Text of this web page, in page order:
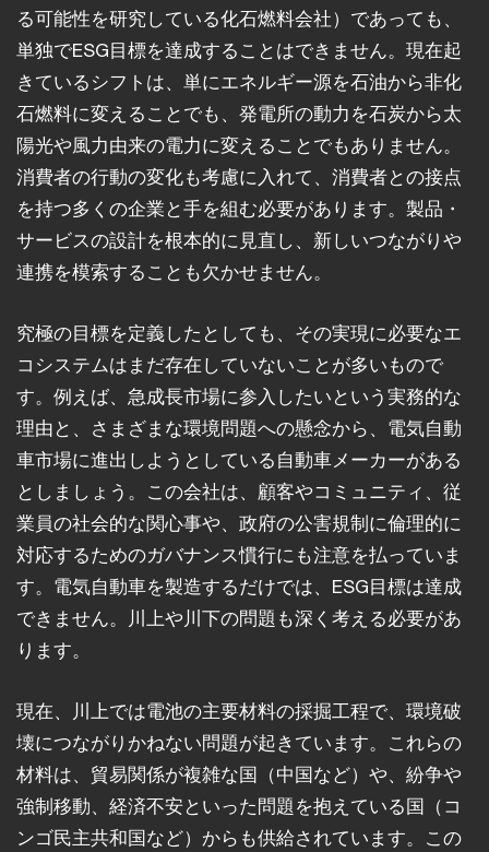
る可能性を研究している化石燃料会社）であっても、
単独でESG目標を達成することはできません。現在起
きているシフトは、単にエネルギー源を石油から非化
石燃料に変えることでも、発電所の動力を石炭から太
陽光や風力由来の電力に変えることでもありません。
消費者の行動の変化も考慮に入れて、消費者との接点
を持つ多くの企業と手を組む必要があります。製品・
サービスの設計を根本的に見直し、新しいつながりや
連携を模索することも欠かせません。
究極の目標を定義したとしても、その実現に必要なエ
コシステムはまだ存在していないことが多いもので
す。例えば、急成長市場に参入したいという実務的な
理由と、さまざまな環境問題への懸念から、電気自動
車市場に進出しようとしている自動車メーカーがある
としましょう。この会社は、顧客やコミュニティ、従
業員の社会的な関心事や、政府の公害規制に倫理的に
対応するためのガバナンス慣行にも注意を払っていま
す。電気自動車を製造するだけでは、ESG目標は達成
できません。川上や川下の問題も深く考える必要があ
ります。
現在、川上では電池の主要材料の採掘工程で、環境破
壊につながりかねない問題が起きています。これらの
材料は、貿易関係が複雑な国（中国など）や、紛争や
強制移動、経済不安といった問題を抱えている国（コ
ンゴ民主共和国など）からも供給されています。この